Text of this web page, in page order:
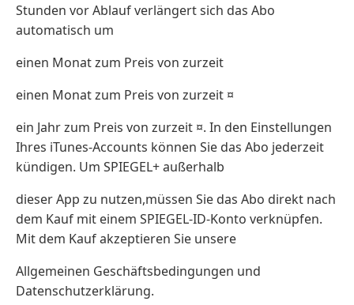
Stunden vor Ablauf verlängert sich das Abo
automatisch um
einen Monat zum Preis von zurzeit
einen Monat zum Preis von zurzeit ¤
ein Jahr zum Preis von zurzeit ¤. In den Einstellungen
Ihres iTunes-Accounts können Sie das Abo jederzeit
kündigen. Um SPIEGEL+ außerhalb
dieser App zu nutzen,müssen Sie das Abo direkt nach
dem Kauf mit einem SPIEGEL-ID-Konto verknüpfen.
Mit dem Kauf akzeptieren Sie unsere
Allgemeinen Geschäftsbedingungen und
Datenschutzerklärung.